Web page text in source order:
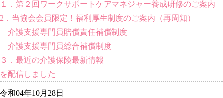
１．第２回ワークサポートケアマネジャー養成研修のご案内
2．当協会会員限定！福利厚生制度のご案内（再周知）
―介護支援専門員賠償責任補償制度
―介護支援専門員総合補償制度
３．最近の介護保険最新情報
を配信しました
令和04年10月28日